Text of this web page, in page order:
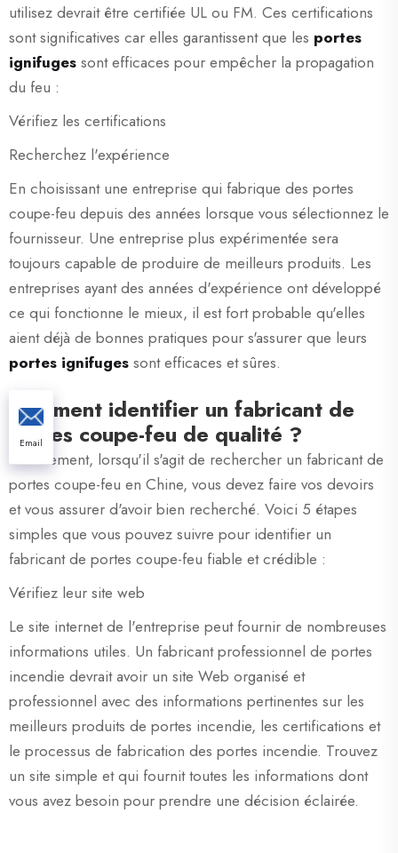
utilisez devrait être certifiée UL ou FM. Ces certifications
sont significatives car elles garantissent que les portes
ignifuges sont efficaces pour empêcher la propagation
du feu :
Vérifiez les certifications
Recherchez l'expérience
En choisissant une entreprise qui fabrique des portes
coupe-feu depuis des années lorsque vous sélectionnez le
fournisseur. Une entreprise plus expérimentée sera
toujours capable de produire de meilleurs produits. Les
entreprises ayant des années d'expérience ont développé
ce qui fonctionne le mieux, il est fort probable qu'elles
aient déjà de bonnes pratiques pour s'assurer que leurs
portes ignifuges sont efficaces et sûres.
Comment identifier un fabricant de
portes coupe-feu de qualité ?
Positivement, lorsqu'il s'agit de rechercher un fabricant de
portes coupe-feu en Chine, vous devez faire vos devoirs
et vous assurer d'avoir bien recherché. Voici 5 étapes
simples que vous pouvez suivre pour identifier un
fabricant de portes coupe-feu fiable et crédible :
Vérifiez leur site web
Le site internet de l'entreprise peut fournir de nombreuses
informations utiles. Un fabricant professionnel de portes
incendie devrait avoir un site Web organisé et
professionnel avec des informations pertinentes sur les
meilleurs produits de portes incendie, les certifications et
le processus de fabrication des portes incendie. Trouvez
un site simple et qui fournit toutes les informations dont
vous avez besoin pour prendre une décision éclairée.
Email